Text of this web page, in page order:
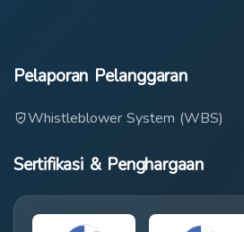
Pelaporan Pelanggaran
Whistleblower System (WBS)
Sertifikasi & Penghargaan